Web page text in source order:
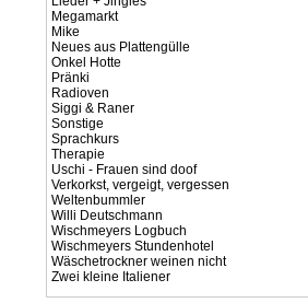
Megamarkt
Mike
Neues aus Plattengülle
Onkel Hotte
Pränki
Radioven
Siggi & Raner
Sonstige
Sprachkurs
Therapie
Uschi - Frauen sind doof
Verkorkst, vergeigt, vergessen
Weltenbummler
Willi Deutschmann
Wischmeyers Logbuch
Wischmeyers Stundenhotel
Wäschetrockner weinen nicht
Zwei kleine Italiener